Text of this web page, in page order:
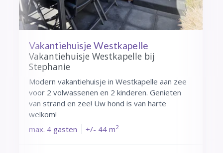
Vakantiehuisje Westkapelle
Vakantiehuisje Westkapelle bij
Stephanie
Modern vakantiehuisje in Westkapelle aan zee
voor 2 volwassenen en 2 kinderen. Genieten
van strand en zee! Uw hond is van harte
welkom!
max. 4 gasten +/- 44 m2